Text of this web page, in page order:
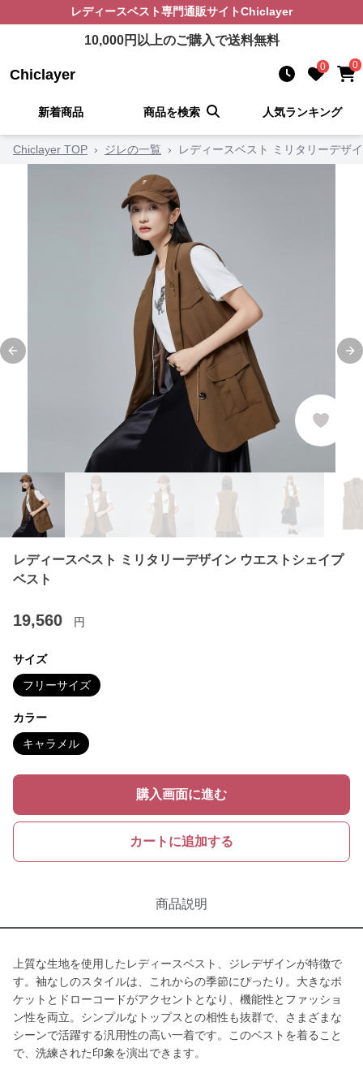
レディースベスト専門通販サイトChiclayer
10,000円以上のご購入で送料無料
Chiclayer 0 0
新着商品 商品を検索 人気ランキング
Chiclayer TOP › ジレの一覧 › レディースベスト ミリタリーデザ
Previous slide
レディースベスト ミリタリーデザイン ウエストシェイプ
ベスト
19,560 円
サイズ
フリーサイズ
カラー
キャラメル
購入画面に進む
カートに追加する
商品説明
上質な生地を使用したレディースベスト、ジレデザインが特徴で
す。袖なしのスタイルは、これからの季節にぴったり。大きなポ
ケットとドローコードがアクセントとなり、機能性とファッショ
ン性を両立。シンプルなトップスとの相性も抜群で、さまざまな
シーンで活躍する汎用性の高い一着です。このベストを着ること
で、洗練された印象を演出できます。